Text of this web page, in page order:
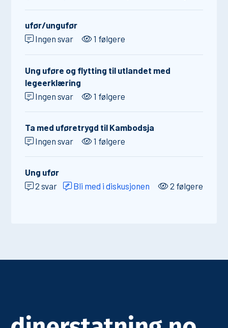
ufør/ungufør
Ingen svar
1 følgere
Ung uføre og flytting til utlandet med
legeerklæring
Ingen svar
1 følgere
Ta med uføretrygd til Kambodsja
Ingen svar
1 følgere
Ung ufør
2 svar
Bli med i diskusjonen 2 følgere